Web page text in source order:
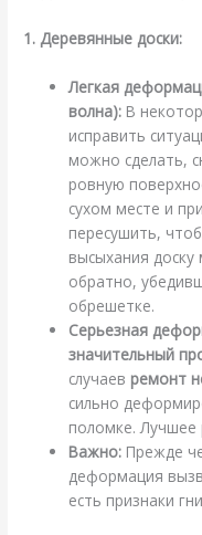
1. Деревянные доски:
Легкая
волна): В
исправить
можно сделать,
ровную
сухом месте и
пересушить,
высыхания
обратно,
обрешетке.
Серьезная
значительный
случаев ремонт
сильно
поломке.
Важно: Прежде
деформация
есть признаки